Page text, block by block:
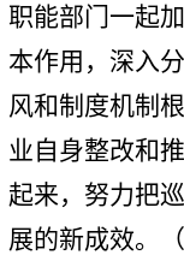
职能部门一起
本作用，深入
风和制度机制
业自身整改和
起来，努力把
展的新成效。